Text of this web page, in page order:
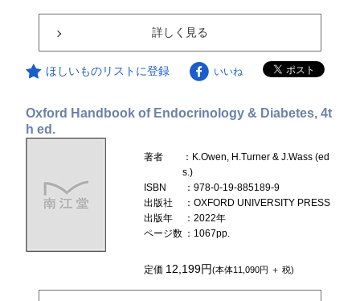
詳しく見る
ほしいものリストに登録 いいね
Oxford Handbook of Endocrinology & Diabetes, 4t
h ed.
著者
：K.Owen, H.Turner & J.Wass (ed
s.)
ISBN
：978-0-19-885189-9
出版社
：OXFORD UNIVERSITY PRESS
出版年
：2022年
ページ数 ：1067pp.
定価 12,199円(本体11,090円 ＋ 税)